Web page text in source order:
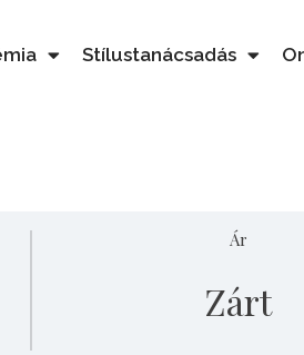
Stílustanácsadás
Ár
Zárt